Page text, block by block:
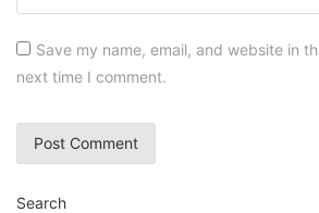
Save my name, email, and website in
next time I comment.
Search